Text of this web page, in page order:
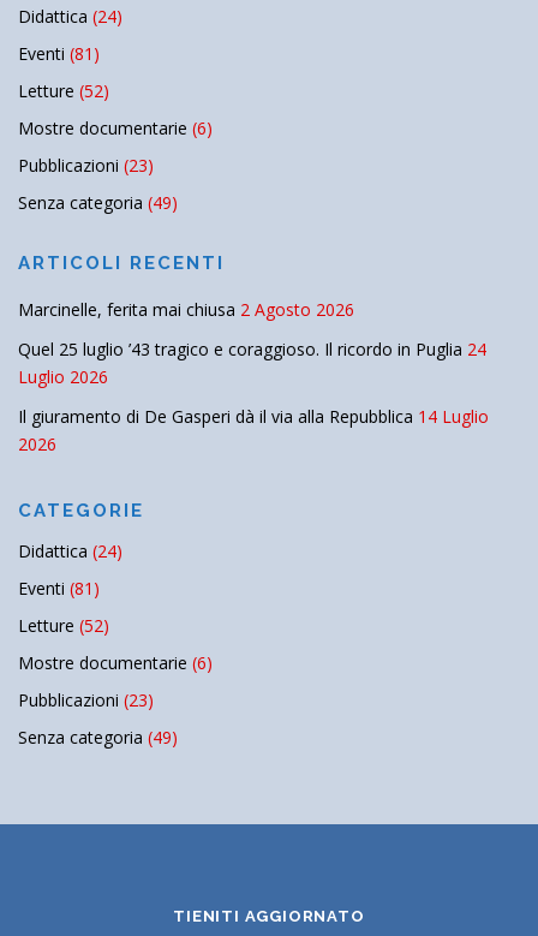
Didattica (24)
Eventi (81)
Letture (52)
Mostre documentarie (6)
Pubblicazioni (23)
Senza categoria (49)
ARTICOLI RECENTI
Marcinelle, ferita mai chiusa 2 Agosto 2026
Quel 25 luglio ’43 tragico e coraggioso. Il ricordo in Puglia 24
Luglio 2026
Il giuramento di De Gasperi dà il via alla Repubblica 14 Luglio
2026
CATEGORIE
Didattica (24)
Eventi (81)
Letture (52)
Mostre documentarie (6)
Pubblicazioni (23)
Senza categoria (49)
TIENITI AGGIORNATO